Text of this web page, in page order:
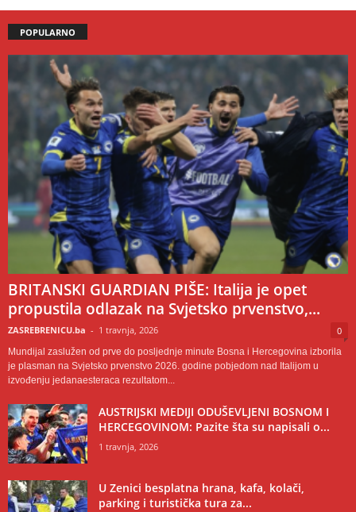
POPULARNO
BRITANSKI GUARDIAN PIŠE: Italija je opet
propustila odlazak na Svjetsko prvenstvo,...
ZASREBRENICU.ba - 1 travnja, 2026 0
Mundijal zaslužen od prve do posljednje minute Bosna i Hercegovina izborila
je plasman na Svjetsko prvenstvo 2026. godine pobjedom nad Italijom u
izvođenju jedanaesteraca rezultatom...
AUSTRIJSKI MEDIJI ODUŠEVLJENI BOSNOM I
HERCEGOVINOM: Pazite šta su napisali o...
1 travnja, 2026
U Zenici besplatna hrana, kafa, kolači,
parking i turistička tura za...